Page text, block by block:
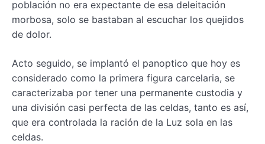
población no era expectante de esa deleitación
morbosa, solo se bastaban al escuchar los quejidos
de dolor.
Acto seguido, se implantó el panoptico que hoy es
considerado como la primera figura carcelaria, se
caracterizaba por tener una permanente custodia y
una división casi perfecta de las celdas, tanto es así,
que era controlada la ración de la Luz sola en las
celdas.